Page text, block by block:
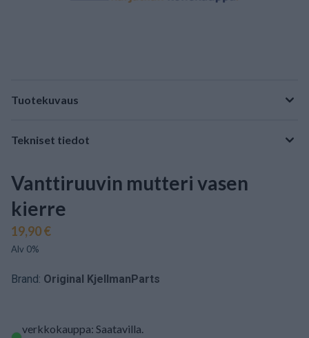
Tuotekuvaus
Tekniset tiedot
Vanttiruuvin mutteri vasen
kierre
19,90 €
Alv 0%
Brand: Original KjellmanParts
verkkokauppa: Saatavilla.